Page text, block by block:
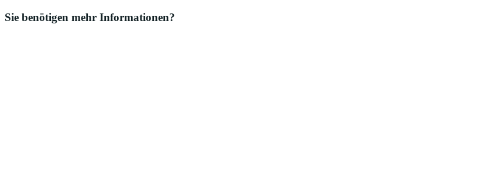
Sie benötigen mehr Informationen?